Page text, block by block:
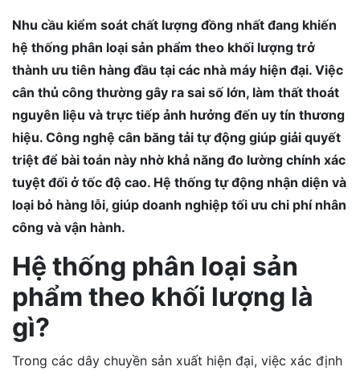
Nhu cầu kiểm soát chất lượng đồng nhất đang khiến
hệ thống phân loại sản phẩm theo khối lượng trở
thành ưu tiên hàng đầu tại các nhà máy hiện đại. Việc
cân thủ công thường gây ra sai số lớn, làm thất thoát
nguyên liệu và trực tiếp ảnh hưởng đến uy tín thương
hiệu. Công nghệ cân băng tải tự động giúp giải quyết
triệt để bài toán này nhờ khả năng đo lường chính xác
tuyệt đối ở tốc độ cao. Hệ thống tự động nhận diện và
loại bỏ hàng lỗi, giúp doanh nghiệp tối ưu chi phí nhân
công và vận hành.
Hệ thống phân loại sản
phẩm theo khối lượng là
gì?
Trong các dây chuyền sản xuất hiện đại, việc xác định